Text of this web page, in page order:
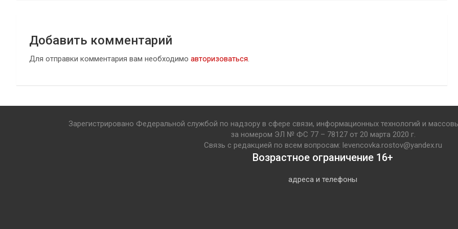
Добавить комментарий
Для отправки комментария вам необходимо авторизоваться.
Зарегистрировано Федеральной службой по надзору в сфере связи, информационных технологий и
за номером ЭЛ № ФС 77 – 78127 от 20 марта 2020 г.
Связь с редакцией по всем вопросам: levencovka.rostov@yandex.ru
Возрастное ограничение 16+
адреса и телефоны